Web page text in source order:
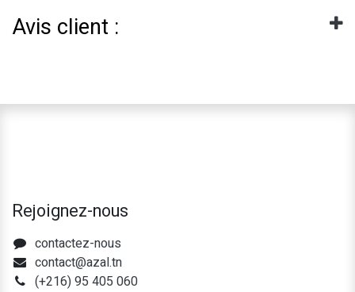
Avis client :
Rejoignez-nous
contactez-nous
contact@azal.tn
(+216) 95 405 060